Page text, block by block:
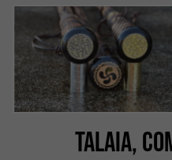
TALAIA,